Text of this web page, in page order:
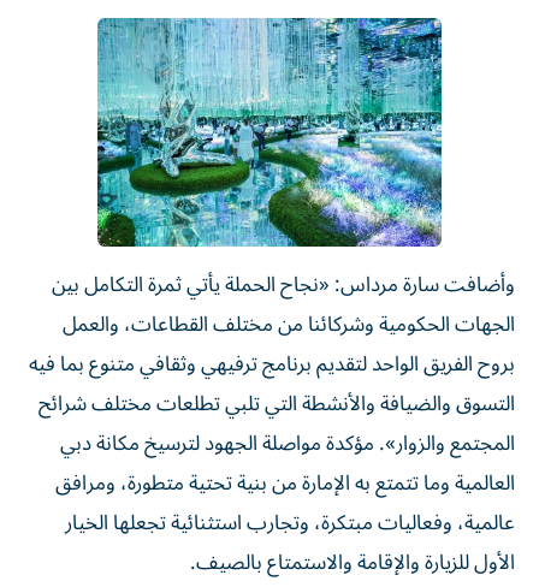
وأضافت سارة مرداس: «نجاح الحملة يأتي ثمرة التكامل بين
الجهات الحكومية وشركائنا من مختلف القطاعات، والعمل
بروح الفريق الواحد لتقديم برنامج ترفيهي وثقافي متنوع بما فيه
التسوق والضيافة والأنشطة التي تلبي تطلعات مختلف شرائح
المجتمع والزوار». مؤكدة مواصلة الجهود لترسيخ مكانة دبي
العالمية وما تتمتع به الإمارة من بنية تحتية متطورة، ومرافق
عالمية، وفعاليات مبتكرة، وتجارب استثنائية تجعلها الخيار
الأول للزيارة والإقامة والاستمتاع بالصيف.